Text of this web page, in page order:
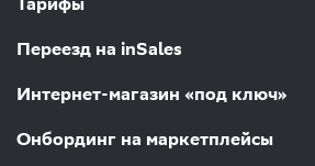
Переезд на inSales
Интернет-магазин «под ключ»
Онбординг на маркетплейсы